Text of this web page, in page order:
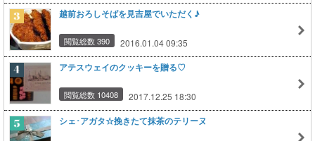
越前おろしそばを見吉屋でいただく♪
閲覧総数 390 2016.01.04 09:35
アテスウェイのクッキーを贈る♡
閲覧総数 10408 2017.12.25 18:30
シェ･アガタ☆挽きたて抹茶のテリーヌ